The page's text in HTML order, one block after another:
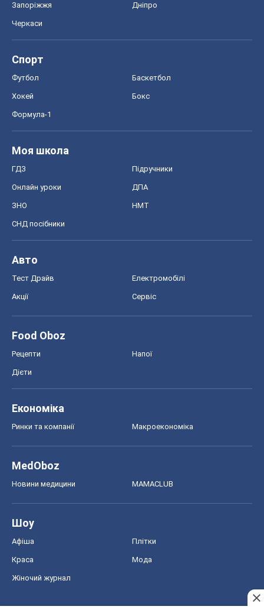
Запоріжжя Дніпро
Черкаси
Спорт
Футбол Баскетбол
Хокей Бокс
Формула-1
Моя школа
ГДЗ Підручники
Онлайн уроки ДПА
ЗНО НМТ
СНД посібники
Авто
Тест Драйв Електромобілі
Акції Сервіс
Food Oboz
Рецепти Напої
Дієти
Економіка
Ринки та компанії Макроекономіка
MedOboz
Новини медицини MAMACLUB
Шоу
Афіша Плітки
Краса Мода
Жіночий журнал